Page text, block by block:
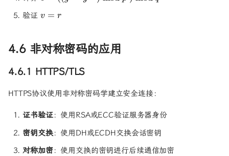
\bmod
q
\bmod
\cdot
\bmod q
验证 v
v = r
4.6 非对称密码的应用
4.6.1 HTTPS/TLS
HTTPS协议使用非对称密码学建立安全连接：
证书验证：使用RSA或ECC验证服务器身份
密钥交换：使用DH或ECDH交换会话密钥
对称加密：使用交换的密钥进行后续通信加密